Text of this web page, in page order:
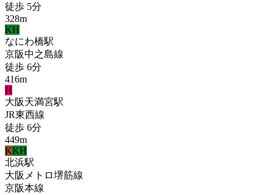
徒歩 5分
328m
KH
なにわ橋駅
京阪中之島線
徒歩 6分
416m
H
大阪天満宮駅
JR東西線
徒歩 6分
449m
KKH
北浜駅
大阪メトロ堺筋線
京阪本線